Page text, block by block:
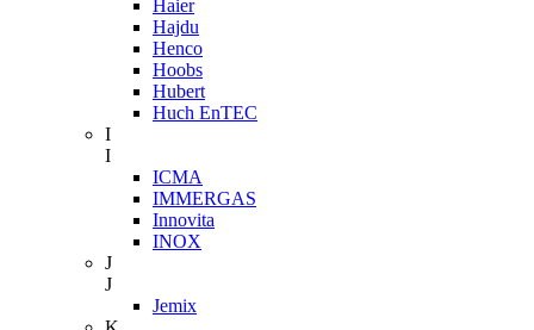
Haier
Hajdu
Henco
Hoobs
Hubert
Huch EnTEC
I
I
ICMA
IMMERGAS
Innovita
INOX
J
J
Jemix